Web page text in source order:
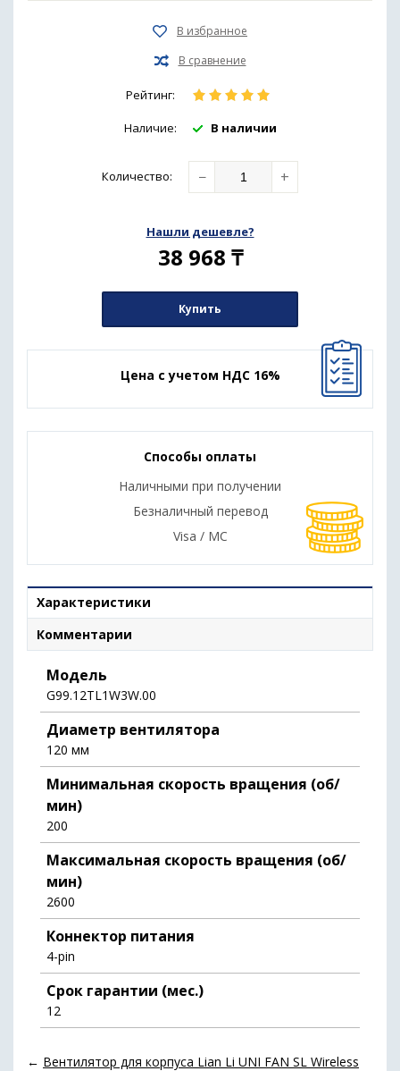
Рейтинг:
Наличие: В наличии
Количество: − +
Нашли дешевле?
38 968 ₸
Купить
Цена с учетом НДС 16%
Способы оплаты
Наличными при получении
Безналичный перевод
Visa / MC
Характеристики
Комментарии
Модель
G99.12TL1W3W.00
Диаметр вентилятора
120 мм
Минимальная скорость вращения (об/
мин)
200
Максимальная скорость вращения (об/
мин)
2600
Коннектор питания
4-pin
Срок гарантии (мес.)
12
← Вентилятор для корпуса Lian Li UNI FAN SL Wireless